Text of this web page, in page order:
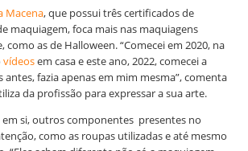
Macena, que possui três certificados de
maquiagem, foca mais nas maquiagens
as de Halloween. “Comecei em 2020, na
vídeosem casa e este ano, 2022, comecei a
antes, fazia apenas em mim mesma”, comenta
da profissão para expressar a sua arte.
si, outros componentes presentes no
como as roupas utilizadas e até mesmo